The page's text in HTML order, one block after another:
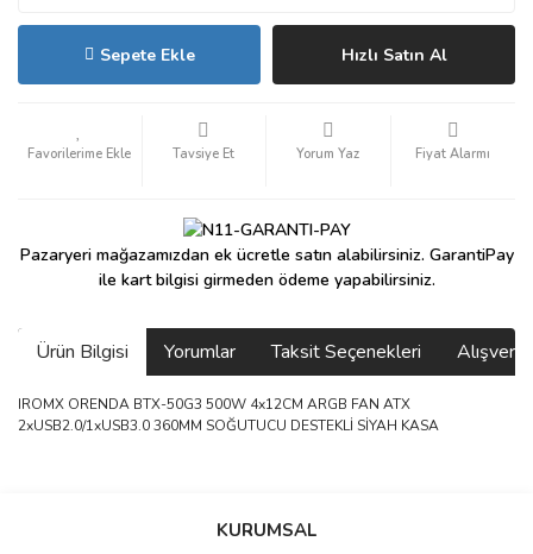
Sepete Ekle Hızlı Satın Al
Tavsiye Et Yorum Yaz Fiyat Alarmı
Pazaryeri mağazamızdan ek ücretle satın alabilirsiniz. GarantiPay
ile kart bilgisi girmeden ödeme yapabilirsiniz.
Ürün Bilgisi Yorumlar Taksit Seçenekleri
IROMX ORENDA BTX-50G3 500W 4x12CM ARGB FAN ATX
2xUSB2.0/1xUSB3.0 360MM SOĞUTUCU DESTEKLİ SİYAH KASA
Bu ürüne ilk yorumu siz yapın!
KURUMSAL